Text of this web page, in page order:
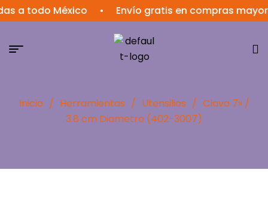
todo México • Envío gratis en compras mayores a
Inicio / Herramientas / Utensilios / Clavo 7» /
3.8 cm Diametro (402-3007)